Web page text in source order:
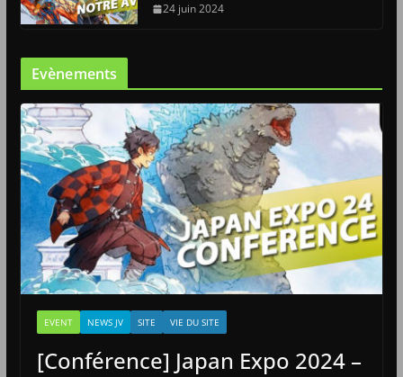
24 juin 2024
Evènements
EVENT NEWS JV SITE VIE DU SITE
[Conférence] Japan Expo 2024 –